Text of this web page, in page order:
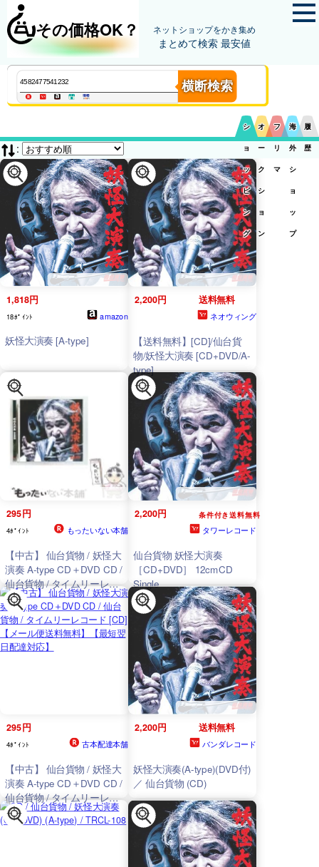
その価格OK？ ネットショップをかき集め
まとめて検索 最安値
横断検索
シ
ョ
ッ
ピ
ン
グ
オ
ー
ク
シ
ョ
ン
フ
リ
マ
海
外
シ
ョ
ッ
プ
履
歴
:
1,818円
18ﾎﾟｲﾝﾄ amazon
妖怪大演奏 [A-type]
2,200円 送料無料
ネオウィング
【送料無料】[CD]/仙台貨
物/妖怪大演奏 [CD+DVD/A-
type]
295円
4ﾎﾟｲﾝﾄ もったいない本舗
【中古】 仙台貨物 / 妖怪大
演奏 A-type CD＋DVD CD /
仙台貨物 / タイムリーレコ
ード [CD]【メール便送料無
料】【最短翌日配達対応】
2,200円 条件付き送料無料
タワーレコード
仙台貨物 妖怪大演奏
［CD+DVD］ 12cmCD
Single
295円
4ﾎﾟｲﾝﾄ 古本配達本舗
【中古】 仙台貨物 / 妖怪大
演奏 A-type CD＋DVD CD /
仙台貨物 / タイムリーレコ
ード [CD]【メール便送料無
料】【最短翌日配達対応】
2,200円 送料無料
バンダレコード
妖怪大演奏(A-type)(DVD付)
／ 仙台貨物 (CD)